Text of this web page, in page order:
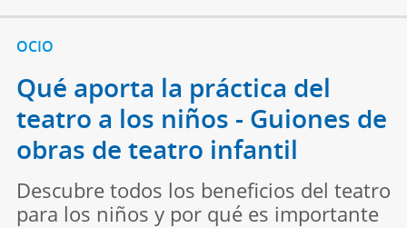
OCIO
Qué aporta la práctica del
teatro a los niños - Guiones de
obras de teatro infantil
Descubre todos los beneficios del teatro
para los niños y por qué es importante